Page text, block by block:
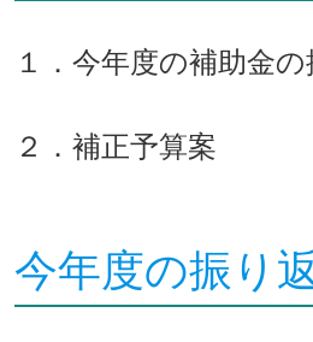
１．今年度の補助金の
２．補正予算案
今年度の振り